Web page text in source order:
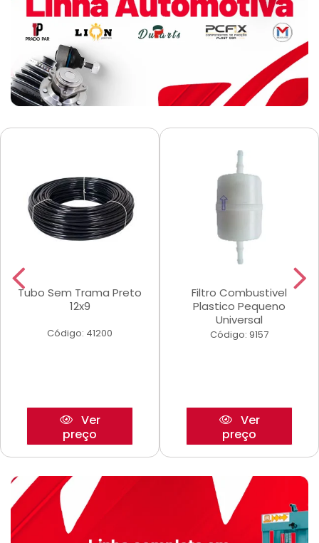
Tubo Sem Trama Preto
12x9
Código: 41200
Ver
preço
Filtro Combustivel
Plastico Pequeno
Universal
Código: 9157
Ver
preço